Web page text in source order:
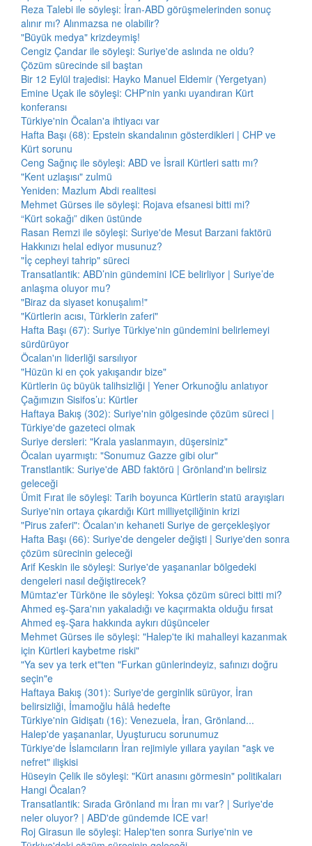
Reza Talebi ile söyleşi: İran-ABD görüşmelerinden sonuç
alınır mı? Alınmazsa ne olabilir?
"Büyük medya" krizdeymiş!
Cengiz Çandar ile söyleşi: Suriye'de aslında ne oldu?
Çözüm sürecinde sil baştan
Bir 12 Eylül trajedisi: Hayko Manuel Eldemir (Yergetyan)
Emine Uçak ile söyleşi: CHP'nin yankı uyandıran Kürt
konferansı
Türkiye'nin Öcalan'a ihtiyacı var
Hafta Başı (68): Epstein skandalının gösterdikleri | CHP ve
Kürt sorunu
Ceng Sağnıç ile söyleşi: ABD ve İsrail Kürtleri sattı mı?
"Kent uzlaşısı" zulmü
Yeniden: Mazlum Abdi realitesi
Mehmet Gürses ile söyleşi: Rojava efsanesi bitti mi?
“Kürt sokağı” diken üstünde
Rasan Remzi ile söyleşi: Suriye'de Mesut Barzani faktörü
Hakkınızı helal ediyor musunuz?
"İç cepheyi tahrip" süreci
Transatlantik: ABD’nin gündemini ICE belirliyor | Suriye’de
anlaşma oluyor mu?
"Biraz da siyaset konuşalım!"
"Kürtlerin acısı, Türklerin zaferi"
Hafta Başı (67): Suriye Türkiye'nin gündemini belirlemeyi
sürdürüyor
Öcalan'ın liderliği sarsılıyor
"Hüzün ki en çok yakışandır bize"
Kürtlerin üç büyük talihsizliği | Yener Orkunoğlu anlatıyor
Çağımızın Sisifos’u: Kürtler
Haftaya Bakış (302): Suriye'nin gölgesinde çözüm süreci |
Türkiye'de gazeteci olmak
Suriye dersleri: "Krala yaslanmayın, düşersiniz"
Öcalan uyarmıştı: "Sonumuz Gazze gibi olur"
Transtlantik: Suriye'de ABD faktörü | Grönland'ın belirsiz
geleceği
Ümit Fırat ile söyleşi: Tarih boyunca Kürtlerin statü arayışları
Suriye'nin ortaya çıkardığı Kürt milliyetçiliğinin krizi
"Pirus zaferi": Öcalan'ın kehaneti Suriye de gerçekleşiyor
Hafta Başı (66): Suriye'de dengeler değişti | Suriye'den sonra
çözüm sürecinin geleceği
Arif Keskin ile söyleşi: Suriye'de yaşananlar bölgedeki
dengeleri nasıl değiştirecek?
Mümtaz'er Türköne ile söyleşi: Yoksa çözüm süreci bitti mi?
Ahmed eş-Şara'nın yakaladığı ve kaçırmakta olduğu fırsat
Ahmed eş-Şara hakkında aykırı düşünceler
Mehmet Gürses ile söyleşi: "Halep'te iki mahalleyi kazanmak
için Kürtleri kaybetme riski"
"Ya sev ya terk et"ten "Furkan günlerindeyiz, safınızı doğru
seçin"e
Haftaya Bakış (301): Suriye'de gerginlik sürüyor, İran
belirsizliği, İmamoğlu hâlâ hedefte
Türkiye'nin Gidişatı (16): Venezuela, İran, Grönland...
Halep'de yaşananlar, Uyuşturucu sorunumuz
Türkiye'de İslamcıların İran rejimiyle yıllara yayılan "aşk ve
nefret" ilişkisi
Hüseyin Çelik ile söyleşi: "Kürt anasını görmesin" politikaları
Hangi Öcalan?
Transatlantik: Sırada Grönland mı İran mı var? | Suriye'de
neler oluyor? | ABD'de gündemde ICE var!
Roj Girasun ile söyleşi: Halep'ten sonra Suriye'nin ve